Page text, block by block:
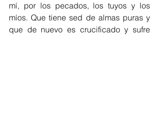
mí, por los pecados, los tuyos y los
míos. Que tiene sed de almas puras y
que de nuevo es crucificado y sufre